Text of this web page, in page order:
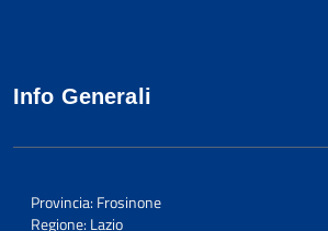
Info Generali
Provincia: Frosinone
Regione: Lazio